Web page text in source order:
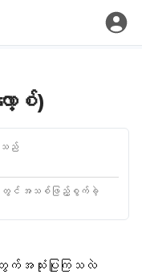
ာ့စ်)
သည်
တွင် အသစ်ဖြည့်စွက်ခဲ့
က်အသုံးပြုကြသလဲ